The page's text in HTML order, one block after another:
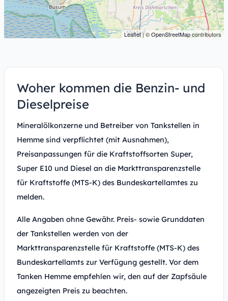
Leaflet| ©OpenStreetMapcontributors
Woher kommen die Benzin- und
Dieselpreise
Mineralölkonzerne und Betreiber von Tankstellen in
Hemme sind verpflichtet (mit Ausnahmen),
Preisanpassungen für die Kraftstoffsorten Super,
Super E10 und Diesel an die Markttransparenzstelle
für Kraftstoffe (MTS-K) des Bundeskartellamtes zu
melden.
Alle Angaben ohne Gewähr. Preis- sowie Grunddaten
der Tankstellen werden von der
Markttransparenzstelle für Kraftstoffe (MTS-K) des
Bundeskartellamts zur Verfügung gestellt. Vor dem
Tanken Hemme empfehlen wir, den auf der Zapfsäule
angezeigten Preis zu beachten.